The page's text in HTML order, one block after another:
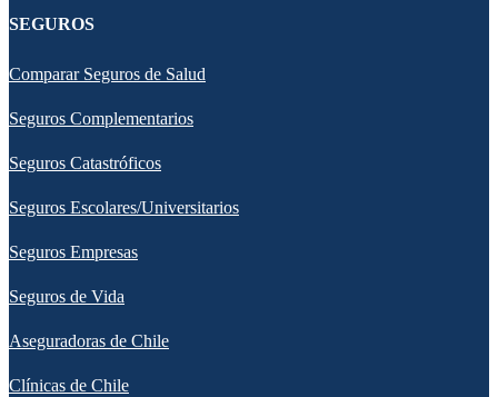
SEGUROS
Comparar Seguros de Salud
Seguros Complementarios
Seguros Catastróficos
Seguros Escolares/Universitarios
Seguros Empresas
Seguros de Vida
Aseguradoras de Chile
Clínicas de Chile